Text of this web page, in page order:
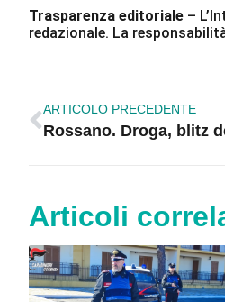
Trasparenza editoriale –
redazionale. La
ARTICOLO PRECEDENTE
Articoli